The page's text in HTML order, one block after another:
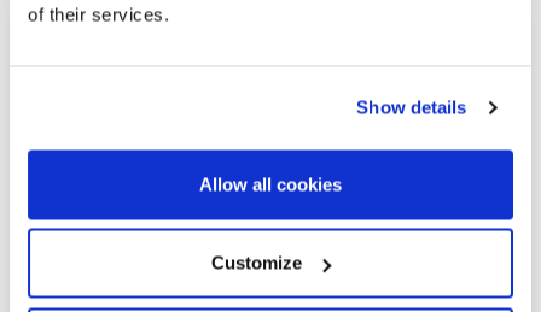
of their services.
Show details
Allow all cookies
Customize
1.100.000 €